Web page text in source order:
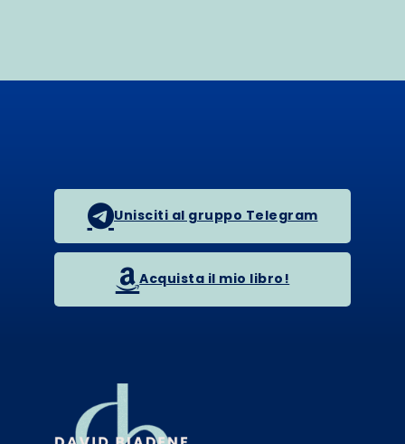
Unisciti al gruppo Telegram
Acquista il mio libro!